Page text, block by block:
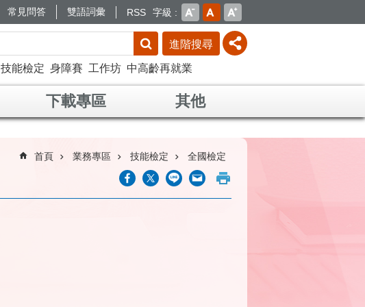
常見問答 雙語詞彙 RSS 字級
進階搜尋
技能檢定 身障賽 工作坊 中高齡再就業
下載專區 其他
首頁 業務專區 技能檢定 全國檢定